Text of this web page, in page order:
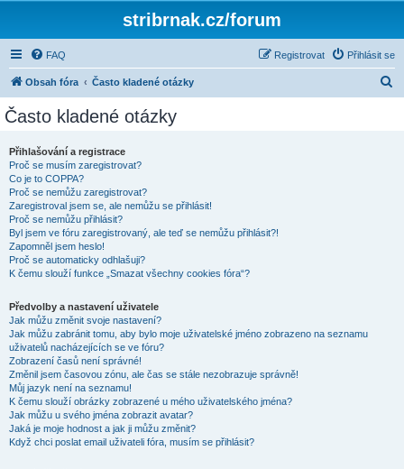
stribrnak.cz/forum
FAQ Přihlásit se
Registrovat
Obsah fóra Často kladené otázky
Často kladené otázky
Přihlašování a registrace
Proč se musím zaregistrovat?
Co je to COPPA?
Proč se nemůžu zaregistrovat?
Zaregistroval jsem se, ale nemůžu se přihlásit!
Proč se nemůžu přihlásit?
Byl jsem ve fóru zaregistrovaný, ale teď se nemůžu přihlásit?!
Zapomněl jsem heslo!
Proč se automaticky odhlašuji?
K čemu slouží funkce „Smazat všechny cookies fóra“?
Předvolby a nastavení uživatele
Jak můžu změnit svoje nastavení?
Jak můžu zabránit tomu, aby bylo moje uživatelské jméno zobrazeno na seznamu
uživatelů nacházejících se ve fóru?
Zobrazení časů není správné!
Změnil jsem časovou zónu, ale čas se stále nezobrazuje správně!
Můj jazyk není na seznamu!
K čemu slouží obrázky zobrazené u mého uživatelského jména?
Jak můžu u svého jména zobrazit avatar?
Jaká je moje hodnost a jak ji můžu změnit?
Když chci poslat email uživateli fóra, musím se přihlásit?